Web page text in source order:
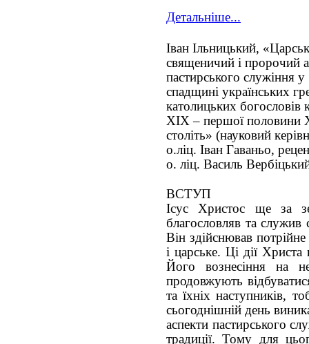
Детальніше...
Іван Ільницький,
священичий і пророчий
пастирського служіння у
спадщині українських
католицьких богословів
ХІХ – першої половини
століть» (науковий
о.ліц. Іван Гаваньо,
о. ліц. Василь
ВСТУП
Ісус Христос ще за
благословляв та
Він здійснював
і царське. Ці дії Христа
Його вознесіння на
продовжують
та їхніх наступників,
сьогоднішній день
аспекти пастирського
традиції. Тому для